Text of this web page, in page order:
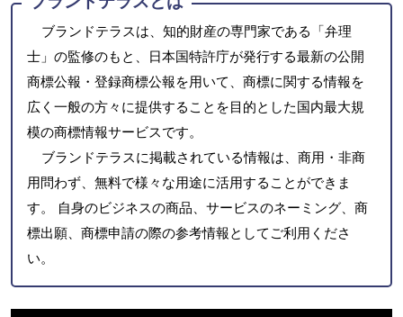
ブランドテラスは、知的財産の専門家である「弁理
士」の監修のもと、日本国特許庁が発行する最新の公開
商標公報・登録商標公報を用いて、商標に関する情報を
広く一般の方々に提供することを目的とした国内最大規
模の商標情報サービスです。
ブランドテラスに掲載されている情報は、商用・非商
用問わず、無料で様々な用途に活用することができま
す。 自身のビジネスの商品、サービスのネーミング、商
標出願、商標申請の際の参考情報としてご利用くださ
い。